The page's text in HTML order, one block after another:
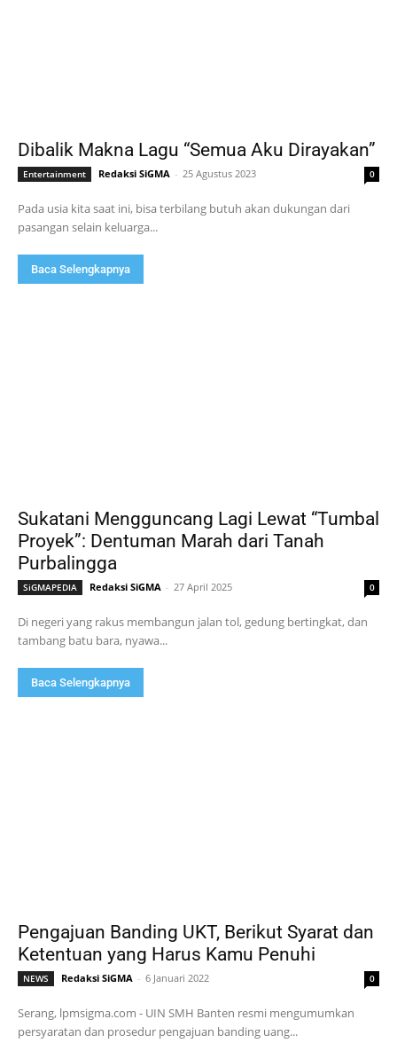
Dibalik Makna Lagu “Semua Aku Dirayakan”
Entertainment Redaksi SiGMA - 25 Agustus 2023 0
Pada usia kita saat ini, bisa terbilang butuh akan dukungan dari
pasangan selain keluarga...
Baca Selengkapnya
Sukatani Mengguncang Lagi Lewat “Tumbal
Proyek”: Dentuman Marah dari Tanah
Purbalingga
SiGMAPEDIA Redaksi SiGMA - 27 April 2025 0
Di negeri yang rakus membangun jalan tol, gedung bertingkat, dan
tambang batu bara, nyawa...
Baca Selengkapnya
Pengajuan Banding UKT, Berikut Syarat dan
Ketentuan yang Harus Kamu Penuhi
NEWS Redaksi SiGMA - 6 Januari 2022 0
Serang, lpmsigma.com - UIN SMH Banten resmi mengumumkan
persyaratan dan prosedur pengajuan banding uang...